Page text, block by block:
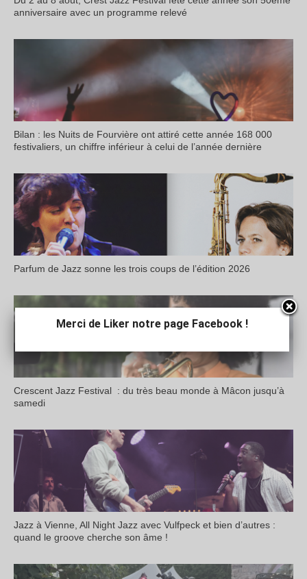
anniversaire avec un programme relevé
Bilan : les Nuits de Fourvière ont attiré cette année 168 000
festivaliers, un chiffre inférieur à celui de l’année dernière
Parfum de Jazz sonne les trois coups de l’édition 2026
Crescent Jazz Festival : du très beau monde à Mâcon jusqu’à
samedi
Jazz à Vienne, All Night Jazz avec Vulfpeck et bien d’autres :
quand le groove cherche son âme !
Merci de Liker notre page Facebook !